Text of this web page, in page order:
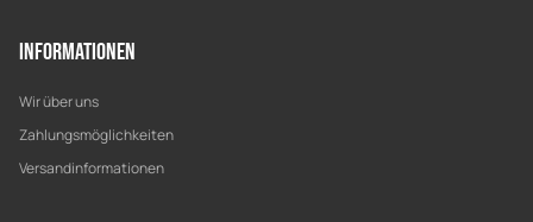
Informationen
Wir über uns
Zahlungsmöglichkeiten
Versandinformationen